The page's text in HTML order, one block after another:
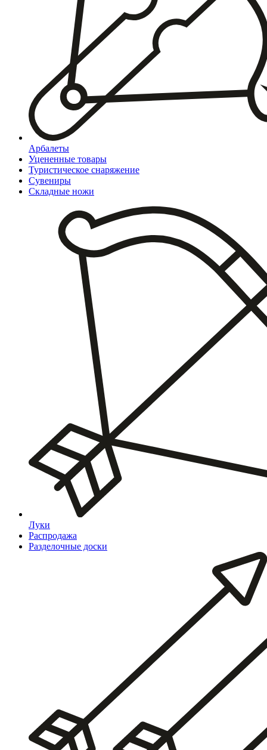
Арбалеты
Уцененные товары
Туристическое снаряжение
Сувениры
Складные ножи
Луки
Распродажа
Разделочные доски